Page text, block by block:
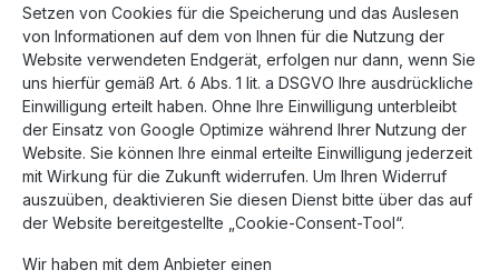
Setzen von Cookies für die Speicherung und das Auslesen
von Informationen auf dem von Ihnen für die Nutzung der
Website verwendeten Endgerät, erfolgen nur dann, wenn Sie
uns hierfür gemäß Art. 6 Abs. 1 lit. a DSGVO Ihre ausdrückliche
Einwilligung erteilt haben. Ohne Ihre Einwilligung unterbleibt
der Einsatz von Google Optimize während Ihrer Nutzung der
Website. Sie können Ihre einmal erteilte Einwilligung jederzeit
mit Wirkung für die Zukunft widerrufen. Um Ihren Widerruf
auszuüben, deaktivieren Sie diesen Dienst bitte über das auf
der Website bereitgestellte „Cookie-Consent-Tool“.
Wir haben mit dem Anbieter einen